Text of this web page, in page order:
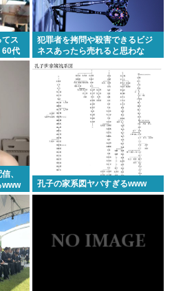
てス
60代
発生
犯罪者を拷問や殺害できるビジ
ネスあったら売れると思わな
い？
、
www
孔子の家系図ヤバすぎるwww